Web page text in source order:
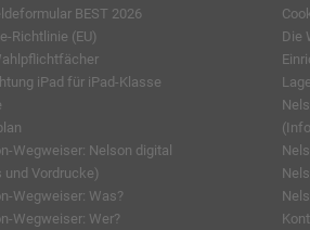
BEST 2026
Richtlinie (EU)
iPad für iPad-Klasse
Wegweiser: Nelson digital
und Vordrucke)
Wegweiser: Was?
Wegweiser: Wer?
Die